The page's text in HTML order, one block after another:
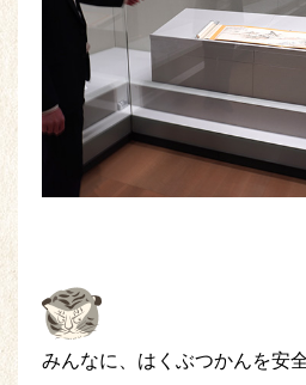
みんなに、はくぶつかんを安